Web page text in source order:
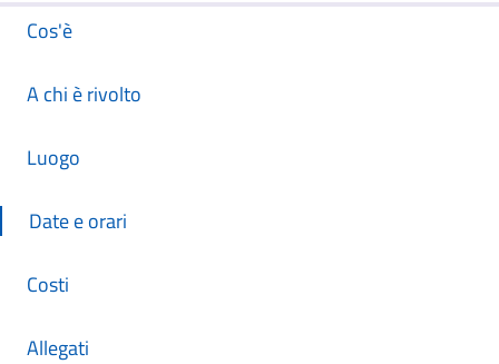
Cos'è
A chi è rivolto
Luogo
Date e orari
Costi
Allegati